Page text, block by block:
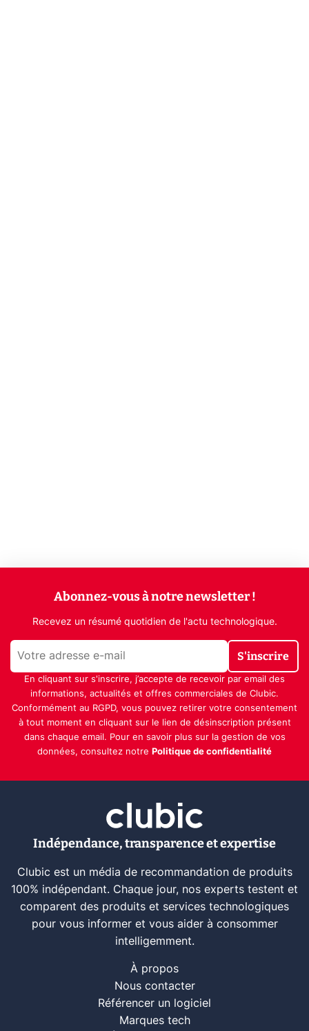
Abonnez-vous à notre newsletter !
Recevez un résumé quotidien de l'actu technologique.
S'inscrire
En cliquant sur s'inscrire, j’accepte de recevoir par email des
informations, actualités et offres commerciales de Clubic.
Conformément au RGPD, vous pouvez retirer votre consentement
à tout moment en cliquant sur le lien de désinscription présent
dans chaque email. Pour en savoir plus sur la gestion de vos
données, consultez notre Politique de confidentialité
Indépendance, transparence et expertise
Clubic est un média de recommandation de produits
100% indépendant. Chaque jour, nos experts testent et
comparent des produits et services technologiques
pour vous informer et vous aider à consommer
intelligemment.
À propos
Nous contacter
Référencer un logiciel
Marques tech